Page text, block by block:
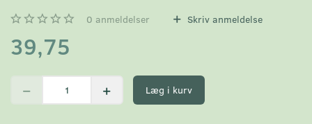
0 anmeldelser Skriv anmeldelse
39,75
Læg i kurv